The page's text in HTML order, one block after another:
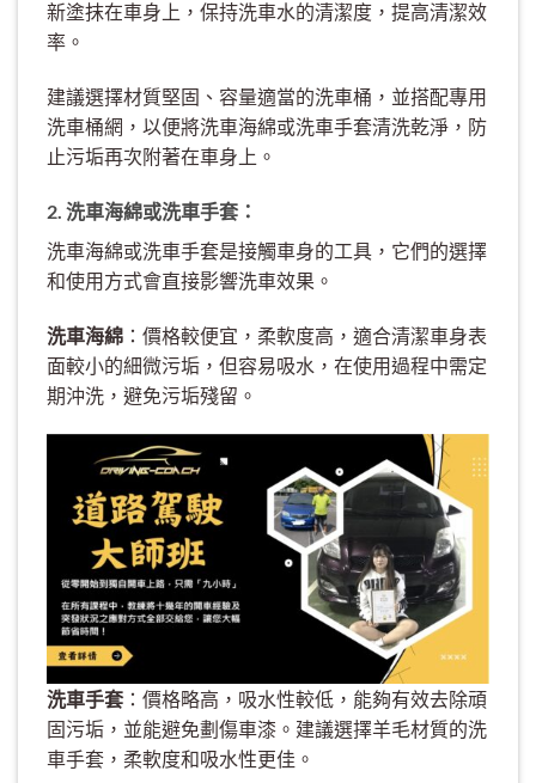
新塗抹在車身上，保持洗車水的清潔度，提高清潔效
率。
建議選擇材質堅固、容量適當的洗車桶，並搭配專用
洗車桶網，以便將洗車海綿或洗車手套清洗乾淨，防
止污垢再次附著在車身上。
2. 洗車海綿或洗車手套：
洗車海綿或洗車手套是接觸車身的工具，它們的選擇
和使用方式會直接影響洗車效果。
洗車海綿 ：價格較便宜，柔軟度高，適合清潔車身表
面較小的細微污垢，但容易吸水，在使用過程中需定
期沖洗，避免污垢殘留。
洗車手套 ：價格略高，吸水性較低，能夠有效去除頑
固污垢，並能避免劃傷車漆。建議選擇羊毛材質的洗
車手套，柔軟度和吸水性更佳。